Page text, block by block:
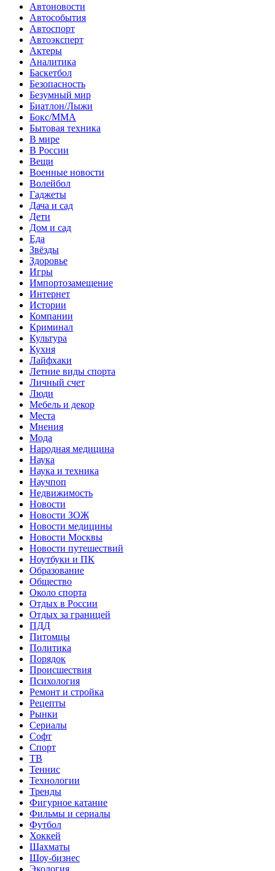
Автоновости
Автособытия
Автоспорт
Автоэксперт
Актеры
Аналитика
Баскетбол
Безопасность
Безумный мир
Биатлон/Лыжи
Бокс/MMA
Бытовая техника
В мире
В России
Вещи
Военные новости
Волейбол
Гаджеты
Дача и сад
Дети
Дом и сад
Еда
Звёзды
Здоровье
Игры
Импортозамещение
Интернет
Истории
Компании
Криминал
Культура
Кухня
Лайфхаки
Летние виды спорта
Личный счет
Люди
Мебель и декор
Места
Мнения
Мода
Народная медицина
Наука
Наука и техника
Научпоп
Недвижимость
Новости
Новости ЗОЖ
Новости медицины
Новости Москвы
Новости путешествий
Ноутбуки и ПК
Образование
Общество
Около спорта
Отдых в России
Отдых за границей
ПДД
Питомцы
Политика
Порядок
Происшествия
Психология
Ремонт и стройка
Рецепты
Рынки
Сериалы
Софт
Спорт
ТВ
Теннис
Технологии
Тренды
Фигурное катание
Фильмы и сериалы
Футбол
Хоккей
Шахматы
Шоу-бизнес
Экология